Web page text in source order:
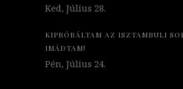
Ked, Július 28.
KIPRÓBÁLTAM AZ ISZTAMBULI
IMÁDTAM!
Pén, Július 24.